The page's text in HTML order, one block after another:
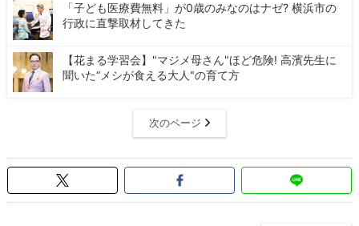
「子ども医療費無料」が0歳のみなのはナゼ? 横浜市の
行政に直撃取材してきた
【花まる学習会】"マジメ母さん"ほど危険! 高濱先生に
聞いた“メシが食える大人"の育て方
次のページ